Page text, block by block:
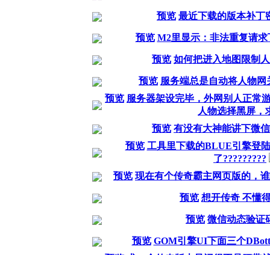
预览 最近下载的版本补丁
预览 M2里显示：非法重复请
预览 如何把进入地图限制
预览 服务端总是自动将人物
预览 服务器架设完毕，外网别人正常
人物选择黑屏，
预览 有没有大神能讲下微
预览 工具里下载的BLUE引擎登
了?????????
预览 现在有个传奇霸主网页版的，
预览 想开传奇 不懂
预览 微信动态验证
预览 GOM引擎UI下面三个